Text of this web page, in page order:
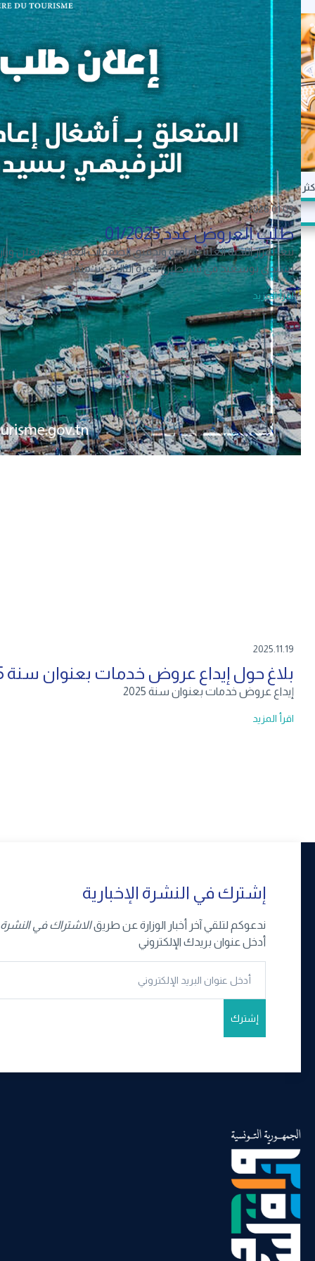
ديناميكية في الاقتصاد التونسي حيث تساهم بنسبة 4٪ من الناتج المحلي الإجمالي.
2026.01.09
طلب العروض عدد 01/2025
بسيدي بوسعيد في قسطين للمرة الثالثة غير مثمر.
اقرأ المزيد
2025.11.19
بلاغ حول إيداع عروض خدمات بعنوان سنة 2025
إيداع عروض خدمات بعنوان سنة 2025
اقرأ المزيد
إشترك في النشرة الإخبارية
ندعوكم لتلقي آخر أخبار الوزارة عن طريقالاشتراك في النشرة
أدخل عنوان بريدك الإلكتروني
إشترك